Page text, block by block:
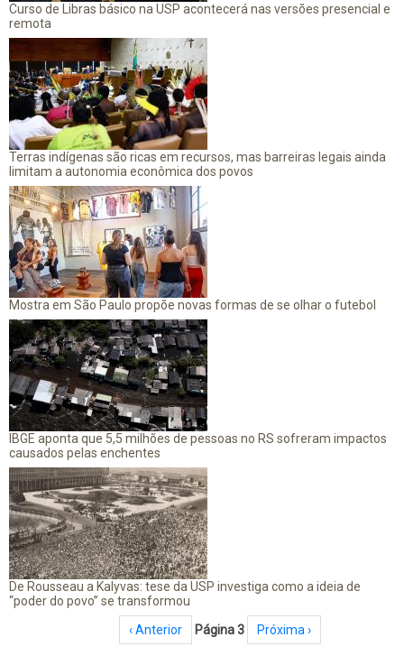
Curso de Libras básico na USP acontecerá nas versões presencial e
remota
Terras indígenas são ricas em recursos, mas barreiras legais ainda
limitam a autonomia econômica dos povos
Mostra em São Paulo propõe novas formas de se olhar o futebol
IBGE aponta que 5,5 milhões de pessoas no RS sofreram impactos
causados pelas enchentes
De Rousseau a Kalyvas: tese da USP investiga como a ideia de
“poder do povo” se transformou
Página anterior
‹ Anterior Página 3 Próxima página
Próxima ›